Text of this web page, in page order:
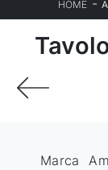
HOME -
Marca